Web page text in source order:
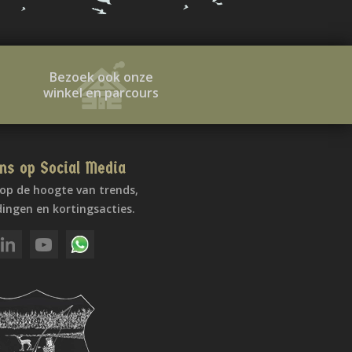
Bezoek ook onze
winkel en parcours
op Social Media
de hoogte van trends,
en kortingsacties.